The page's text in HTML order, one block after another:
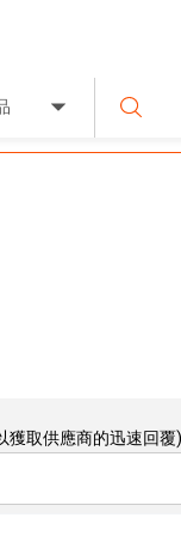
獲取供應商的迅速回覆)